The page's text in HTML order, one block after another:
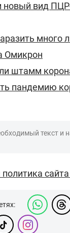
новый вид
много
Омикрон
штамм
пандемию
текст и